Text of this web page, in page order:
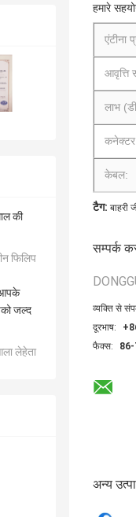
की
फिलिप
आपके
जल्द
लेहेता
हमारे
एंटीना
आवृत्ति
लाभ
केबल:
टैग: बाहरी
सम्पर्क
व्यक्ति से
दूरभाष:
फैक्स:
अन्य